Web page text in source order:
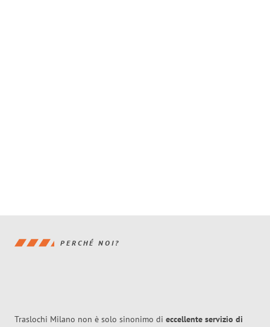
PERCHÉ NOI?
Traslochi Milano non è solo sinonimo di eccellente servizio di